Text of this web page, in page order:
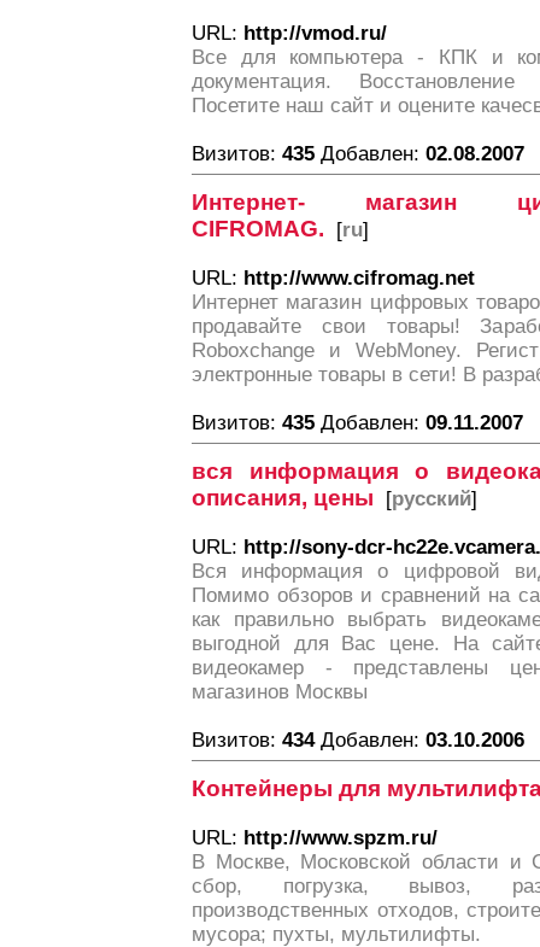
URL: http://vmod.ru/
Все для компьютера - КПК и
документация.
Посетите наш сайт и оцените
Визитов: 435 Добавлен: 02.08.2007
Интернет- магазин
CIFROMAG. [ru]
URL: http://www.cifromag.net
Интернет магазин цифровых
продавайте свои товары!
Roboxchange и WebMoney.
электронные товары в сети! В
Визитов: 435 Добавлен: 09.11.2007
вся информация о
описания, цены [русский]
URL: http://sony-dcr-
Вся информация о цифровой
Помимо обзоров и сравнений на
как правильно выбрать
выгодной для Вас цене. На
видеокамер - представлены
магазинов Москвы
Визитов: 434Добавлен: 03.10.2006
Контейнеры для
URL: http://www.spzm.ru/
В Москве, Московской области и
сбор, погрузка, вывоз,
производственных отходов,
мусора; пухты, мультилифты.